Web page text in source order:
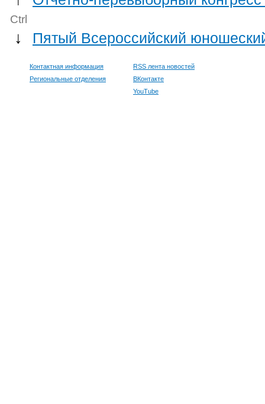
Ctrl
↓ Пятый Всероссийский
Контактная информация
Региональные отделения
RSS лента новостей
ВКонтакте
YouTube